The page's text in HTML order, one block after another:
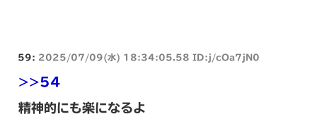
59: 2025/07/09(水) 18:34:05.58 ID:j/cOa7jN0
>>54
精神的にも楽になるよ